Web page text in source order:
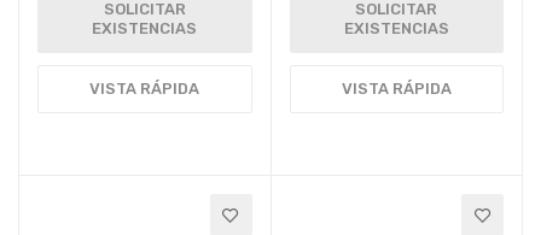
SOLICITAR
EXISTENCIAS
VISTA RÁPIDA
SOLICITAR
EXISTENCIAS
VISTA RÁPIDA